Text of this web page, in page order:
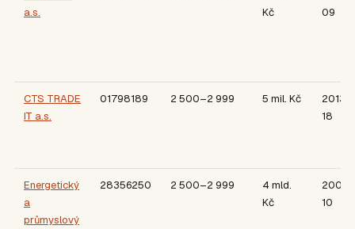
a.s.
Kč
09
CTS TRADE
IT a.s.
01798189 2 500–2 999 5 mil. Kč
2013-
18
Energetický
a
průmyslový
28356250 2 500–2 999
4 mld.
Kč
10